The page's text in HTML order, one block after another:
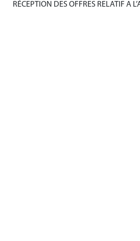
RÉCEPTION DES OFFRES RELATIF A